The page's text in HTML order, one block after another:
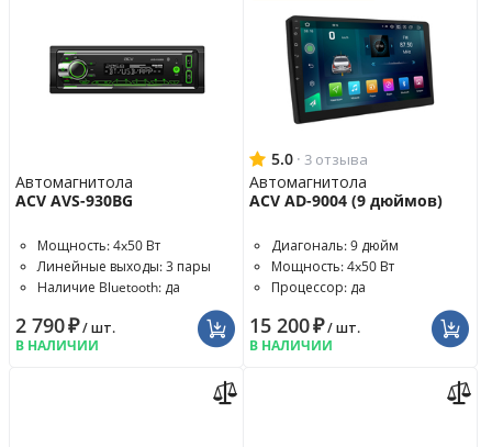
Автомагнитола
ACV AVS-930BG
Мощность: 4x50 Вт
Линейные выходы: 3 пары
Наличие Bluetooth: да
2 790₽/ шт.
В НАЛИЧИИ
5.0 · 3 отзыва
Автомагнитола
ACV AD-9004 (9 дюймов)
Диагональ: 9 дюйм
Мощность: 4x50 Вт
Процессор: да
15 200₽/ шт.
В НАЛИЧИИ